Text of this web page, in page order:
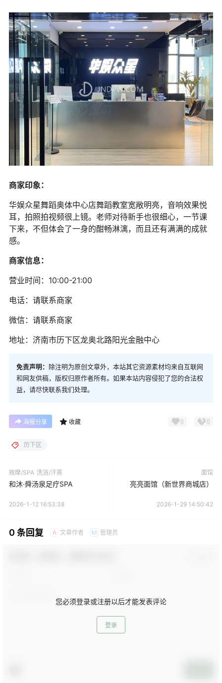
商家印象：
华娱众星舞蹈奥体中心店舞蹈教室宽敞明亮，音响效果悦
耳，拍照拍视频很上镜。老师对待新手也很细心，一节课
下来，不但体会了一身的酣畅淋漓，而且还有满满的成就
感。
商家信息：
营业时间：10:00-21:00
电话：请联系商家
微信：请联系商家
地址：济南市历下区龙奥北路阳光金融中心
免责声明： 除注明为原创文章外，本站其它资源素材均来自互联网
和网友供稿，版权归原作者所有。如果本站内容侵犯了您的合法权
益，请尽快联系我们处理。
海报分享 收藏 0 0
历下区
按摩/SPA 洗浴/汗蒸
和沐·舜汤泉足疗SPA
2026-1-12 16:53:38
面馆
亮亮面馆（新世界商城店）
2026-1-29 14:50:42
0 条回复 A 文章作者 M 管理员
您必须登录或注册以后才能发表评论
登录